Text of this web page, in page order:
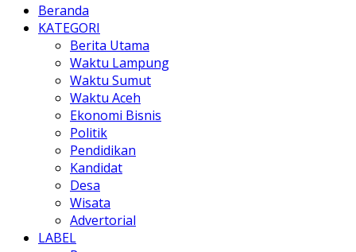
Beranda
KATEGORI
Berita Utama
Waktu Lampung
Waktu Sumut
Waktu Aceh
Ekonomi Bisnis
Politik
Pendidikan
Kandidat
Desa
Wisata
Advertorial
LABEL